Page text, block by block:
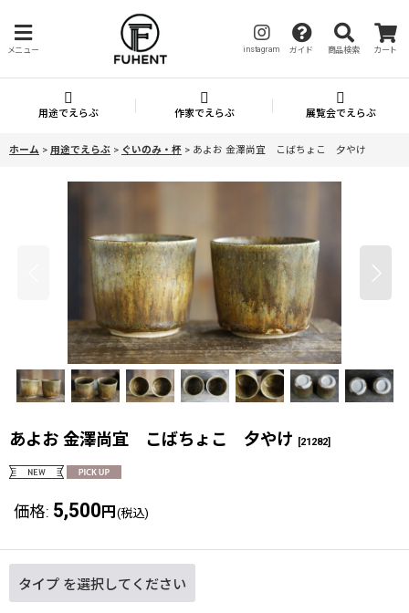
メニュー instagram ガイド 商品検索 カート
用途でえらぶ 作家でえらぶ 展覧会でえらぶ
ホーム > 用途でえらぶ > ぐいのみ・杯 > あよお 金澤尚宜 こばちょこ 夕やけ
あよお 金澤尚宜 こばちょこ 夕やけ [21282]
価格: 5,500 円 (税込)
タイプ を選択してください